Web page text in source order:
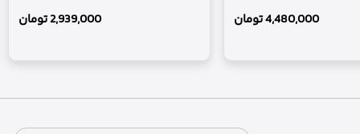
4,480,000تومان 2,939,000تومان